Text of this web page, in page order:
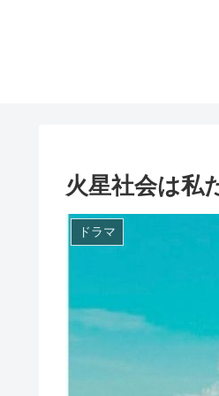
火星社会は私
ドラマ